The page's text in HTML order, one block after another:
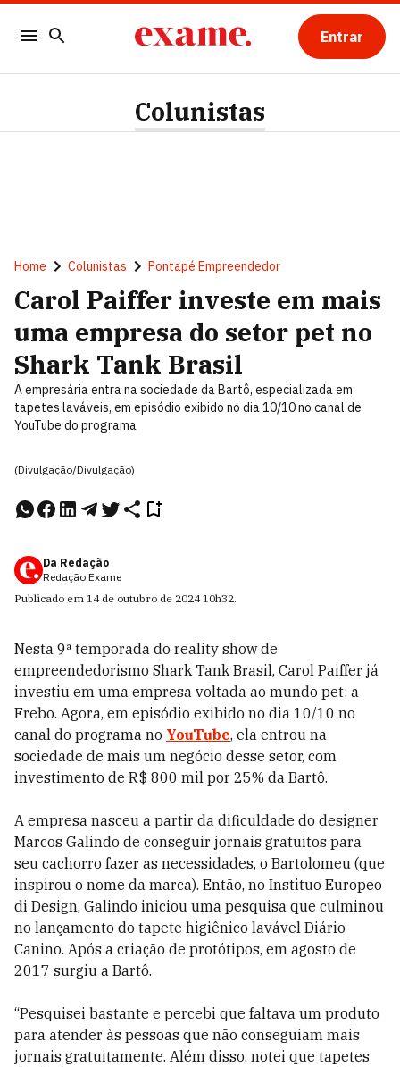
Entrar
Colunistas
Home Colunistas Pontapé Empreendedor
Carol Paiffer investe em mais
uma empresa do setor pet no
Shark Tank Brasil
A empresária entra na sociedade da Bartô, especializada em
tapetes laváveis, em episódio exibido no dia 10/10 no canal de
YouTube do programa
(Divulgação/Divulgação)
Da Redação
Redação Exame
Publicado em 14 de outubro de 2024 10h32.
Nesta 9ª temporada do reality show de
empreendedorismo Shark Tank Brasil, Carol Paiffer já
investiu em uma empresa voltada ao mundo pet: a
Frebo. Agora, em episódio exibido no dia 10/10 no
canal do programa no YouTube, ela entrou na
sociedade de mais um negócio desse setor, com
investimento de R$ 800 mil por 25% da Bartô.
A empresa nasceu a partir da dificuldade do designer
Marcos Galindo de conseguir jornais gratuitos para
seu cachorro fazer as necessidades, o Bartolomeu (que
inspirou o nome da marca). Então, no Instituo Europeo
di Design, Galindo iniciou uma pesquisa que culminou
no lançamento do tapete higiênico lavável Diário
Canino. Após a criação de protótipos, em agosto de
2017 surgiu a Bartô.
“Pesquisei bastante e percebi que faltava um produto
para atender às pessoas que não conseguiam mais
jornais gratuitamente. Além disso, notei que tapetes